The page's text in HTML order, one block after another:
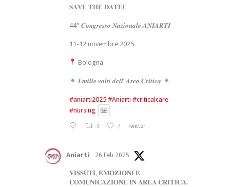
𝐒𝐀𝐕𝐄 𝐓𝐇𝐄 𝐃𝐀𝐓𝐄!
44° 𝑪𝒐𝒏𝒈𝒓𝒆𝒔𝒔𝒐 𝑵𝒂𝒛𝒊𝒐𝒏𝒂𝒍𝒆 𝑨𝑵𝑰𝑨𝑹𝑻𝑰
11-12 novembre 2025
Bologna
𝑰 𝒎𝒊𝒍𝒍𝒆 𝒗𝒐𝒍𝒕𝒊 𝒅𝒆𝒍𝒍’ 𝑨𝒓𝒆𝒂 𝑪𝒓𝒊𝒕𝒊𝒄𝒂
#aniarti2025 #Aniarti #criticalcare
#nursing
4 7 Twitter
Aniarti 26 Feb 2025
𝐕𝐈𝐒𝐒𝐔𝐓𝐈, 𝐄𝐌𝐎𝐙𝐈𝐎𝐍𝐈 𝐄
𝐂𝐎𝐌𝐔𝐍𝐈𝐂𝐀𝐙𝐈𝐎𝐍𝐄 𝐈𝐍 𝐀𝐑𝐄𝐀 𝐂𝐑𝐈𝐓𝐈𝐂𝐀.